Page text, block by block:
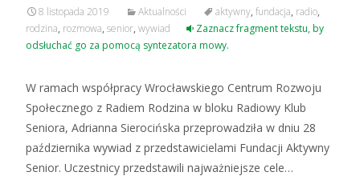
8 listopada 2019 Aktualności aktywny, fundacja, radio,
rodzina, rozmowa, senior, wywiad
Zaznacz fragment tekstu, by
odsłuchać go za pomocą syntezatora mowy.
W ramach współpracy Wrocławskiego Centrum Rozwoju
Społecznego z Radiem Rodzina w bloku Radiowy Klub
Seniora, Adrianna Sierocińska przeprowadziła w dniu 28
października wywiad z przedstawicielami Fundacji Aktywny
Senior. Uczestnicy przedstawili najważniejsze cele…